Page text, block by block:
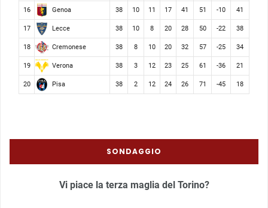
16 Genoa 38 10 11 17 41 51 -10 41
17 Lecce 38 10 8 20 28 50 -22 38
18 Cremonese 38 8 10 20 32 57 -25 34
19 Verona 38 3 12 23 25 61 -36 21
20 Pisa 38 2 12 24 26 71 -45 18
SONDAGGIO
Vi piace la terza maglia del Torino?